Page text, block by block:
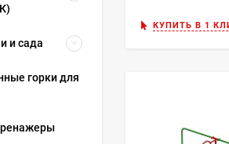
КУПИТЬ В 1
и сада
горки для